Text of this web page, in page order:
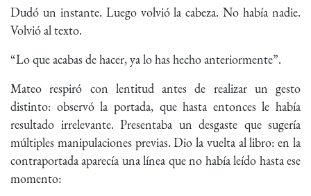
Dudó un instante. Luego volvió la cabeza. No había nadie.
Volvió al texto.
“Lo que acabas de hacer, ya lo has hecho anteriormente”.
Mateo respiró con lentitud antes de realizar un gesto
distinto: observó la portada, que hasta entonces le había
resultado irrelevante. Presentaba un desgaste que sugería
múltiples manipulaciones previas. Dio la vuelta al libro: en la
contraportada aparecía una línea que no había leído hasta ese
momento: